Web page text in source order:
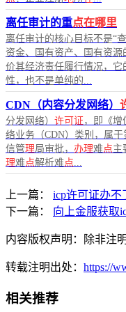
离任审计的重点在哪里
离任审计的核心目标不是“
资金、国有资产、国有资源
价其经济责任履行情况，它
性，也不是单纯的...
CDN（内容分发网络）
分发网络） 许可证 ，即《增
络业务（CDN）类别，属
信管理局审批， 办理难点主
理难点解析难点...
上一篇：
icp许可证办不
下一篇：
向上金服获取
内容版权声明：除非注
转载注明出处： https://
相关推荐